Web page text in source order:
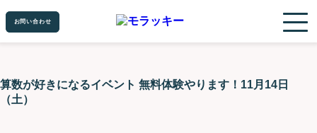
お問い合わせ
お問い合わせ
算数が好きになるイベント 無料体験やります！11月14日
（土）